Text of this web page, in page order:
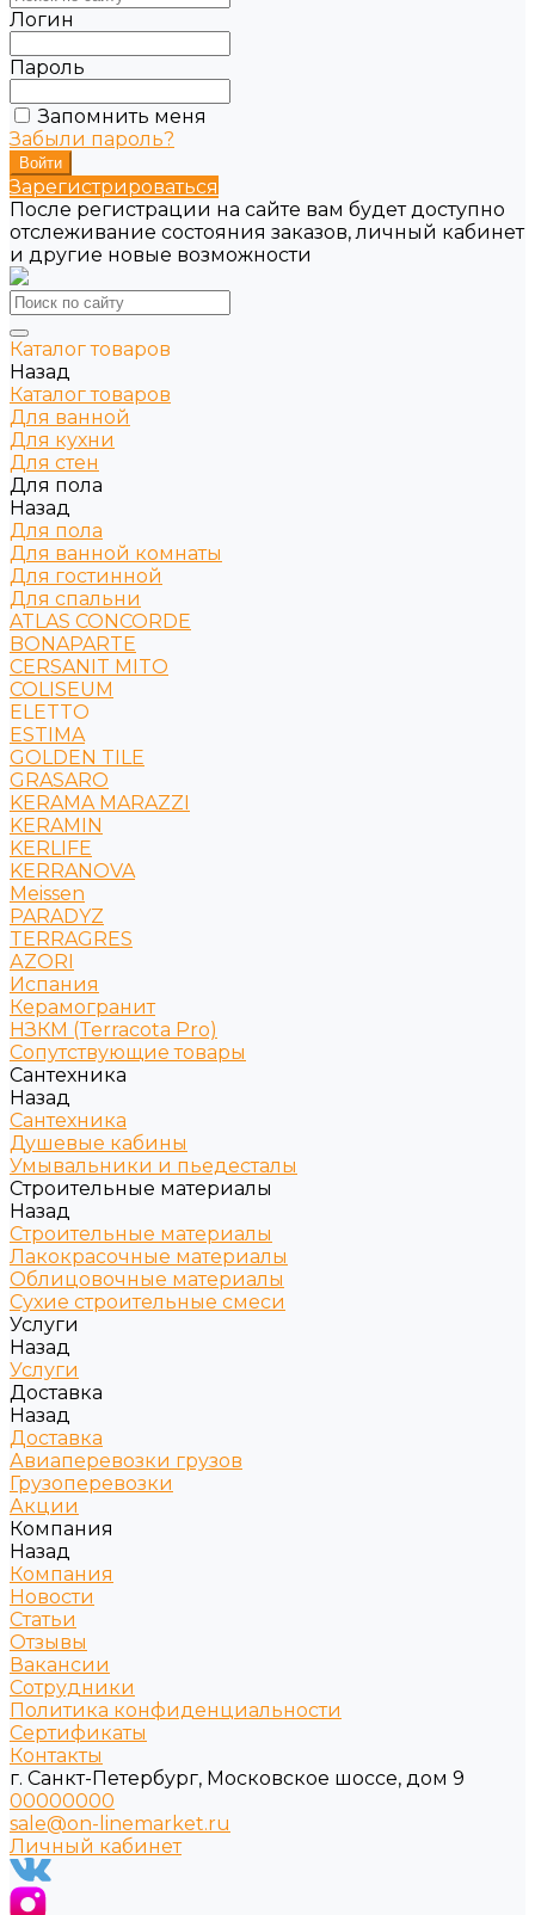
Логин
Пароль
Запомнить меня
Забыли пароль?
Зарегистрироваться
После регистрации на сайте вам будет доступно
отслеживание состояния заказов, личный кабинет
и другие новые возможности
Каталог товаров
Назад
Каталог товаров
Для ванной
Для кухни
Для стен
Для пола
Назад
Для пола
Для ванной комнаты
Для гостинной
Для спальни
ATLAS CONCORDE
BONAPARTE
CERSANIT MITO
COLISEUM
ELETTO
ESTIMA
GOLDEN TILE
GRASARO
KERAMA MARAZZI
KERAMIN
KERLIFE
KERRANOVA
Meissen
PARADYZ
TERRAGRES
АZORI
Испания
Керамогранит
НЗКМ (Terracota Pro)
Сопутствующие товары
Сантехника
Назад
Сантехника
Душевые кабины
Умывальники и пьедесталы
Строительные материалы
Назад
Строительные материалы
Лакокрасочные материалы
Облицовочные материалы
Сухие строительные смеси
Услуги
Назад
Услуги
Доставка
Назад
Доставка
Авиаперевозки грузов
Грузоперевозки
Акции
Компания
Назад
Компания
Новости
Статьи
Отзывы
Вакансии
Сотрудники
Политика конфиденциальности
Сертификаты
Контакты
г. Санкт-Петербург, Московское шоссе, дом 9
00000000
sale@on-linemarket.ru
Личный кабинет